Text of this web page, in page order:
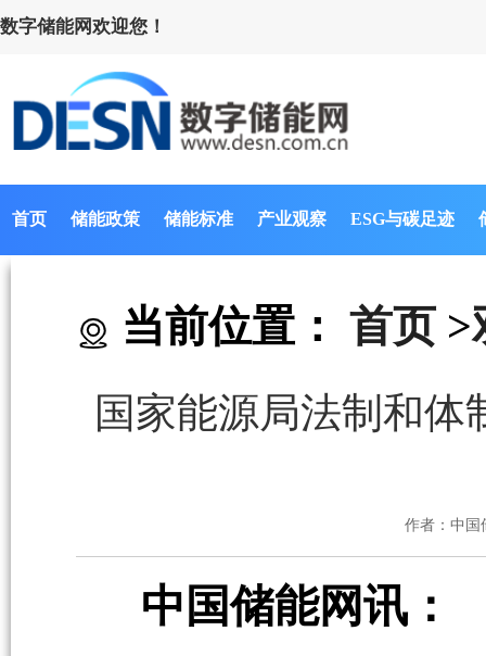
数字储能网欢迎您！
首页 储能政策 储能标准 产业观察 ESG与碳足迹
当前位置： 首页 >
国家能源局法制和
作者：中国
中国储能网讯：